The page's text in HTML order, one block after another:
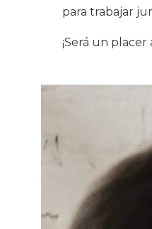
para trabajar
¡Será un